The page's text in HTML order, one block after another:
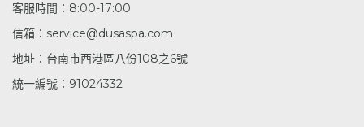
客服時間：8:00-17:00
信箱：service@dusaspa.com
地址：台南市西港區八份108之6號
統一編號：91024332